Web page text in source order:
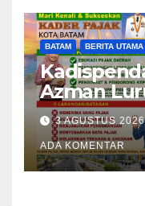
BATAM BERITA UTAMA
Azman
Pajak RT/
Pajak
hingga
3 AGUSTUS
ADA KOMENTAR